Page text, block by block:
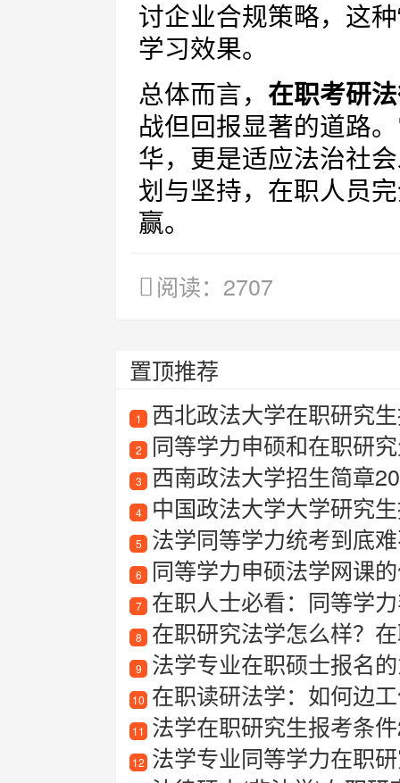
讨企业合规策略，这
学习效果。
总体而言， 在职考研
战但回报显著的道路
华，更是适应法治社
划与坚持，在职人员
赢。
阅读：2707
置顶推荐
1 西北政法大学在职研究
2 同等学力申硕和在职研
3 西南政法大学招生简章
4 中国政法大学大学研究
5 法学同等学力统考到底难
6 同等学力申硕法学网课
7 在职人士必看：同等学
8 在职研究法学怎么样？
9 法学专业在职硕士报名
10 在职读研法学：如何边
11 法学在职研究生报考条
12 法学专业同等学力在职